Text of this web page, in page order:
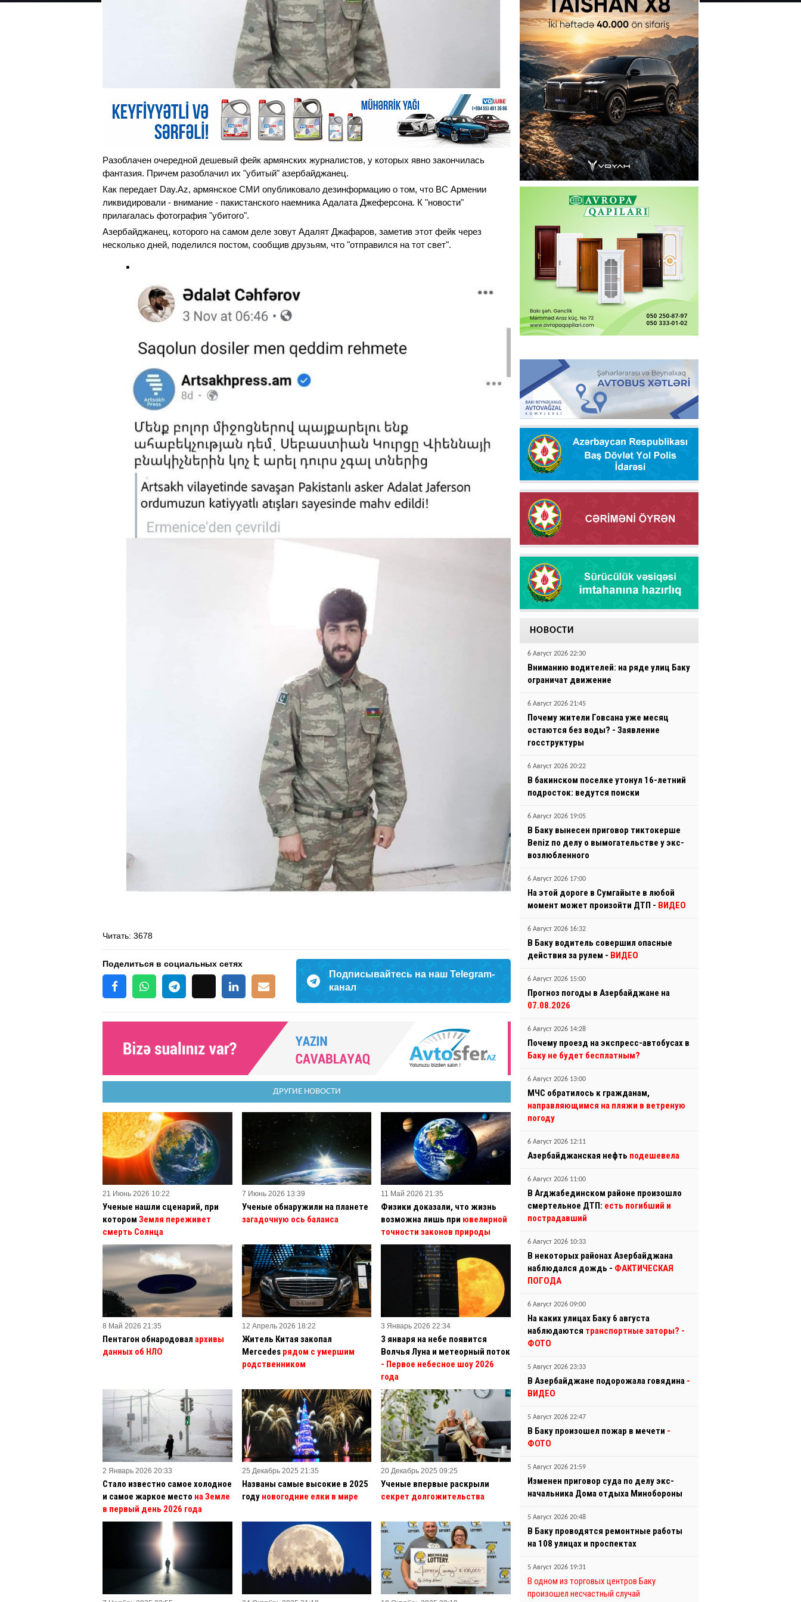
Разоблачен очередной дешевый фейк армянских журналистов, у которых явно закончилась
фантазия. Причем разоблачил их "убитый" азербайджанец.
Как передает Day.Az, армянское СМИ опубликовало дезинформацию о том, что ВС Армении
ликвидировали - внимание - пакистанского наемника Адалата Джеферсона. К "новости"
прилагалась фотография "убитого".
Азербайджанец, которого на самом деле зовут Адалят Джафаров, заметив этот фейк через
несколько дней, поделился постом, сообщив друзьям, что "отправился на тот свет".
Читать: 3678
Поделиться в социальных сетях
Подписывайтесь на наш Telegram-
канал
ДРУГИЕ НОВОСТИ
21 Июнь 2026 10:22
Ученые нашли сценарий, при
котором Земля переживет
смерть Солнца
7 Июнь 2026 13:39
Ученые обнаружили на планете
загадочную ось баланса
11 Май 2026 21:35
Физики доказали, что жизнь
возможна лишь при ювелирной
точности законов природы
8 Май 2026 21:35
Пентагон обнародовал архивы
данных об НЛО
12 Апрель 2026 18:22
Житель Китая закопал
Mercedesрядом с умершим
родственником
3 Январь 2026 22:34
3 января на небе появится
Волчья Луна и метеорный поток
- Первое небесное шоу 2026
года
2 Январь 2026 20:33
Стало известно самое холодное
и самое жаркое место на Земле
в первый день 2026 года
25 Декабрь 2025 21:35
Названы самые высокие в 2025
годуновогодние елки в мире
20 Декабрь 2025 09:25
Ученые впервые раскрыли
секрет долгожительства
НОВОСТИ
6 Август 2026 22:30
Вниманию водителей: на ряде улиц Баку
ограничат движение
6 Август 2026 21:45
Почему жители Говсана уже месяц
остаются без воды? - Заявление
госструктуры
6 Август 2026 20:22
В бакинском поселке утонул 16-летний
подросток: ведутся поиски
6 Август 2026 19:05
В Баку вынесен приговор тиктокерше
Beniz по делу о вымогательстве у экс-
возлюбленного
6 Август 2026 17:00
На этой дороге в Сумгайыте в любой
момент может произойти ДТП - ВИДЕО
6 Август 2026 16:32
В Баку водитель совершил опасные
действия за рулем - ВИДЕО
6 Август 2026 15:00
Прогноз погоды в Азербайджане на
07.08.2026
6 Август 2026 14:28
Почему проезд на экспресс-автобусах в
Баку не будет бесплатным?
6 Август 2026 13:00
МЧС обратилось к гражданам,
направляющимся на пляжи в ветреную
погоду
6 Август 2026 12:11
Азербайджанская нефть подешевела
6 Август 2026 11:00
В Агджабединском районе произошло
смертельное ДТП: есть погибший и
пострадавший
6 Август 2026 10:33
В некоторых районах Азербайджана
наблюдался дождь - ФАКТИЧЕСКАЯ
ПОГОДА
6 Август 2026 09:00
На каких улицах Баку 6 августа
наблюдаются транспортные заторы? -
ФОТО
5 Август 2026 23:33
В Азербайджане подорожала говядина -
ВИДЕО
5 Август 2026 22:47
В Баку произошел пожар в мечети -
ФОТО
5 Август 2026 21:59
Изменен приговор суда по делу экс-
начальника Дома отдыха Минобороны
5 Август 2026 20:48
В Баку проводятся ремонтные работы
на 108 улицах и проспектах
5 Август 2026 19:31
В одном из торговых центров Баку
произошел несчастный случай